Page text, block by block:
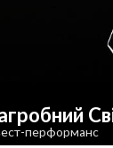
перформанс